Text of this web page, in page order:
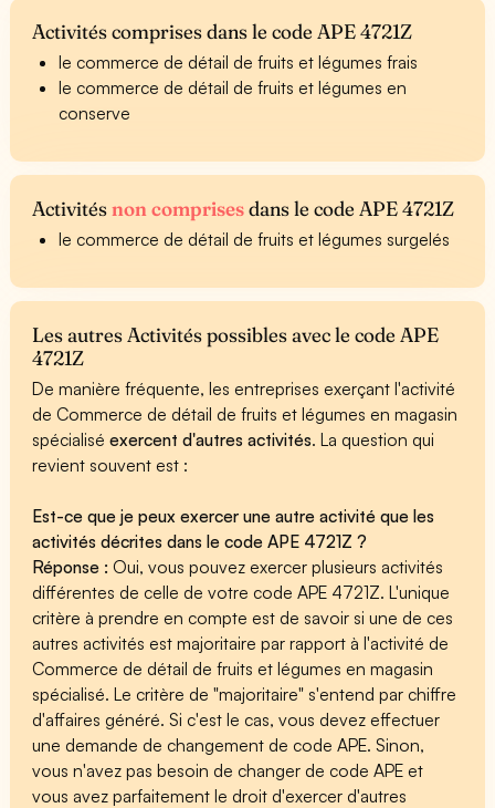
Activités comprises dans le code APE 4721Z
le commerce de détail de fruits et légumes frais
le commerce de détail de fruits et légumes en
conserve
Activitésnon comprisesdans le code APE 4721Z
le commerce de détail de fruits et légumes surgelés
Les autres Activités possibles avec le code APE
4721Z
De manière fréquente, les entreprises exerçant l'activité
de Commerce de détail de fruits et légumes en magasin
spécialiséexercent d'autres activités. La question qui
revient souvent est :
Est-ce que je peux exercer une autre activité que les
activités décrites dans le code APE 4721Z ?
Réponse :Oui, vous pouvez exercer plusieurs activités
différentes de celle de votre code APE 4721Z. L'unique
critère à prendre en compte est de savoir si une de ces
autres activités est majoritaire par rapport à l'activité de
Commerce de détail de fruits et légumes en magasin
spécialisé. Le critère de "majoritaire" s'entend par chiffre
d'affaires généré. Si c'est le cas, vous devez effectuer
une demande de changement de code APE. Sinon,
vous n'avez pas besoin de changer de code APE et
vous avez parfaitement le droit d'exercer d'autres